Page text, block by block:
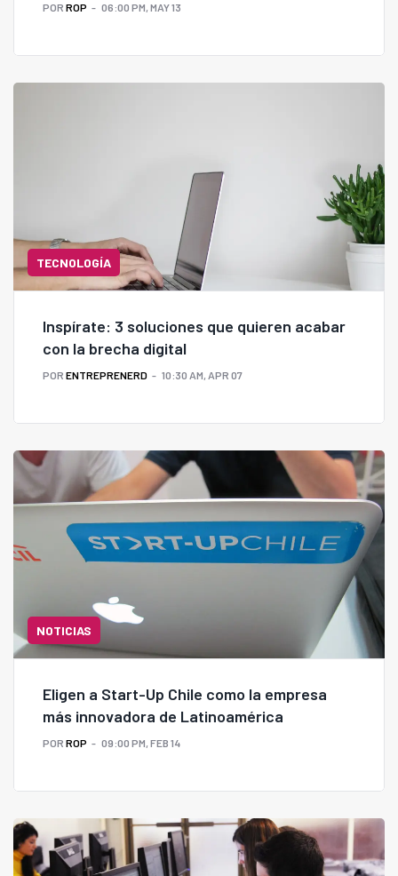
POR ROP 06:00 PM, MAY 13
TECNOLOGÍA
Inspírate: 3 soluciones que quieren acabar
con la brecha digital
POR ENTREPRENERD 10:30 AM, APR 07
NOTICIAS
Eligen a Start-Up Chile como la empresa
más innovadora de Latinoamérica
POR ROP 09:00 PM, FEB 14